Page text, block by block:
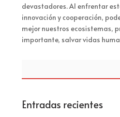
devastadores. Al enfrentar
innovación y cooperación,
mejor nuestros ecosistemas,
importante, salvar vidas
Entradas recientes